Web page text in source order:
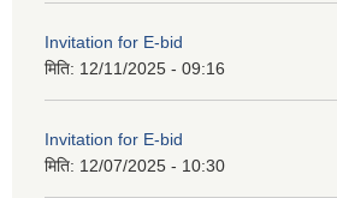
Invitation for E-bid
मिति: 12/11/2025 - 09:16
Invitation for E-bid
मिति: 12/07/2025 - 10:30